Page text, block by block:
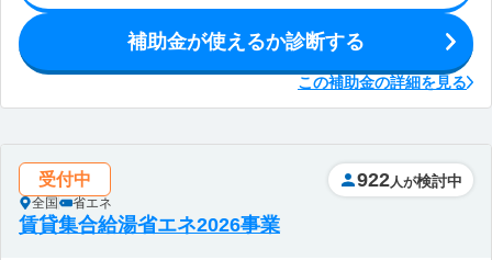
補助金が使えるか診断する
この補助金の詳細を見る
受付中
全国 省エネ
922 人が検討中
賃貸集合給湯省エネ2026事業